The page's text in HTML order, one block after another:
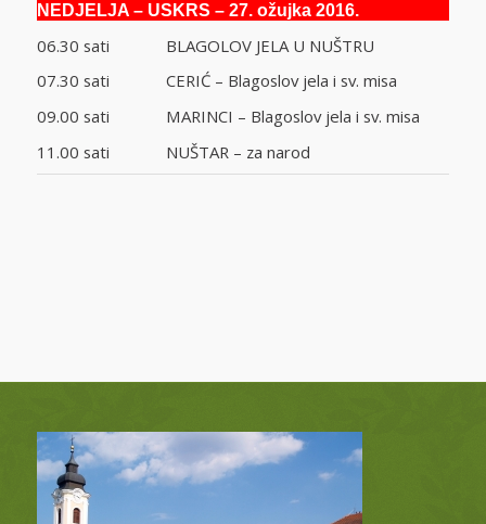
NEDJELJA – USKRS – 27. ožujka 2016.
06.30 sati BLAGOLOV JELA U NUŠTRU
07.30 sati CERIĆ – Blagoslov jela i sv. misa
09.00 sati MARINCI – Blagoslov jela i sv. misa
11.00 sati NUŠTAR – za narod